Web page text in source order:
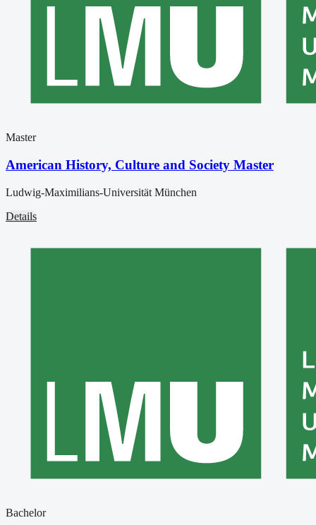
Master
American History, Culture and Society Master
Ludwig-Maximilians-Universität München
Details
Bachelor